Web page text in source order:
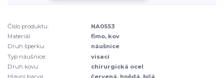
Číslo produktu:
NA0553
Materiál:
fimo, kov
Druh šperku:
náušnice
Typ náušnice:
visací
Druh kovu:
chirurgická ocel